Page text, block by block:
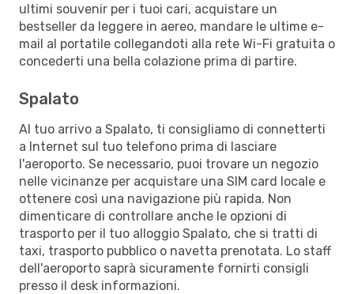
ultimi souvenir per i tuoi cari, acquistare un
bestseller da leggere in aereo, mandare le ultime e-
mail al portatile collegandoti alla rete Wi-Fi gratuita o
concederti una bella colazione prima di partire.
Spalato
Al tuo arrivo a Spalato, ti consigliamo di connetterti
a Internet sul tuo telefono prima di lasciare
l'aeroporto. Se necessario, puoi trovare un negozio
nelle vicinanze per acquistare una SIM card locale e
ottenere così una navigazione più rapida. Non
dimenticare di controllare anche le opzioni di
trasporto per il tuo alloggio Spalato, che si tratti di
taxi, trasporto pubblico o navetta prenotata. Lo staff
dell'aeroporto saprà sicuramente fornirti consigli
presso il desk informazioni.